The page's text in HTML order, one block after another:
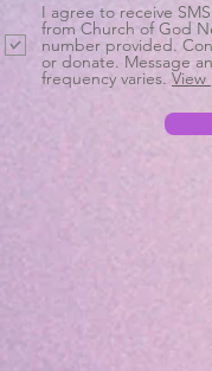
I agree to receive
from Church of God
number provided.
or donate. Message
frequency varies. View